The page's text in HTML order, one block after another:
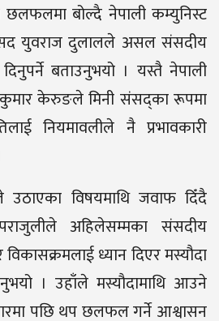
छलफलमा बोल्दै नेपाली कम्युनिस्ट
युवराज दुलालले असल संसदीय
बताउनुभयो । यस्तै नेपाली
केरुङले मिनी संसद्का रूपमा
नियमावलीले नै प्रभावकारी
विषयमाथि जवाफ दिँदै
अहिलेसम्मका संसदीय
ध्यान दिएर मस्यौदा
। उहाँले मस्यौदामाथि आउने
पछि थप छलफल गर्ने आश्वासन